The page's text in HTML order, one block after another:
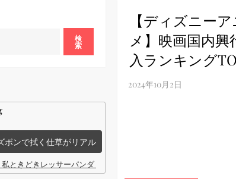
【ディズニーア
メ】映画国内興
入ランキング
検
索
ボンで拭く仕草がリアル
私ときどきレッサーパンダ ｜Disney (ディズニープラス）